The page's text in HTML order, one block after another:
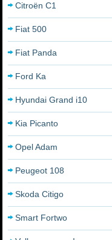
Citroën C1
Fiat 500
Fiat Panda
Ford Ka
Hyundai Grand i10
Kia Picanto
Opel Adam
Peugeot 108
Skoda Citigo
Smart Fortwo